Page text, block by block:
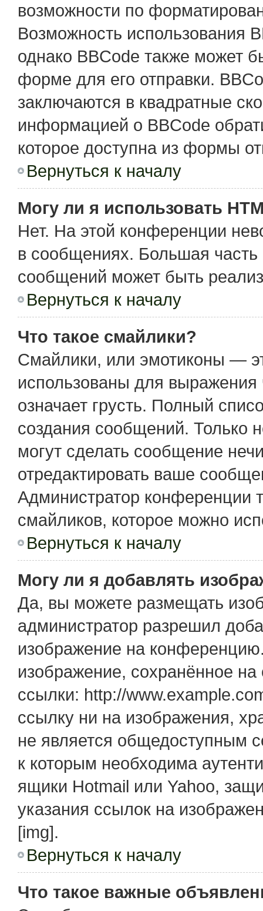
возможности по
Возможность использования
однако BBCode также может
форме для его отправки.
заключаются в квадратные
информацией о BBCode
которое доступна из формы
Вернуться к началу
Могу ли я использовать
Нет. На этой конференции
в сообщениях. Большая
сообщений может быть
Вернуться к началу
Что такое смайлики?
Смайлики, или эмотиконы —
использованы для выражения
означает грусть. Полный
создания сообщений. Только
могут сделать сообщение
отредактировать ваше
Администратор конференции
смайликов, которое можно
Вернуться к началу
Могу ли я добавлять
Да, вы можете размещать
администратор разрешил
изображение на
изображение, сохранённое
ссылки: http://
ссылку ни на изображения,
не является общедоступным
к которым необходима
ящики Hotmail или Yahoo,
указания ссылок на
[img].
Вернуться к началу
Что такое важные